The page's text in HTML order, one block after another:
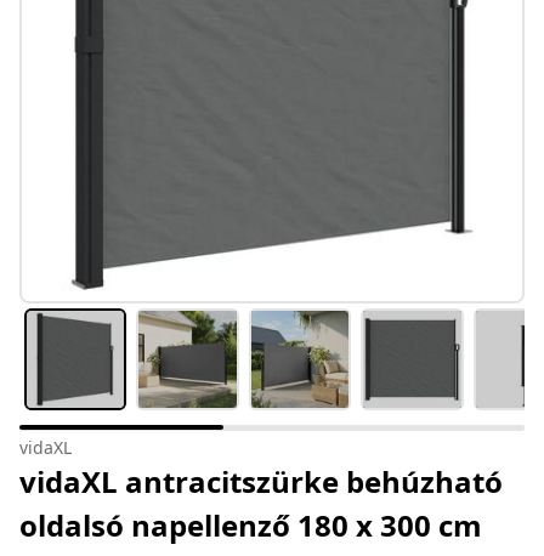
vidaXL
vidaXL antracitszürke behúzható
oldalsó napellenző 180 x 300 cm